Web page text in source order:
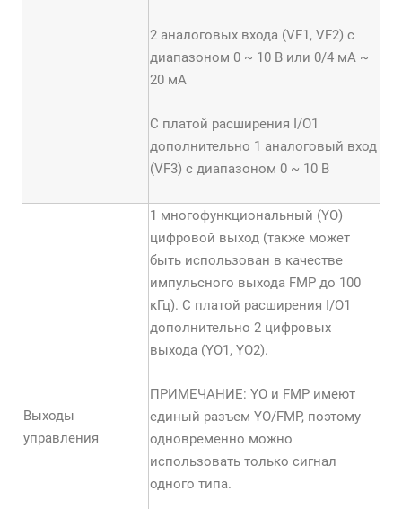
2 аналоговых входа (VF1, VF2) с
диапазоном 0 ~ 10 В или 0/4 мА ~
20 мА
С платой расширения I/O1
дополнительно 1 аналоговый вход
(VF3) с диапазоном 0 ~ 10 В
Выходы
управления
1 многофункциональный (YО)
цифровой выход (также может
быть использован в качестве
импульсного выхода FMP до 100
кГц). С платой расширения I/O1
дополнительно 2 цифровых
выхода (YO1, YO2).
ПРИМЕЧАНИЕ: YО и FMP имеют
единый разъем YО/FMP, поэтому
одновременно можно
использовать только сигнал
одного типа.